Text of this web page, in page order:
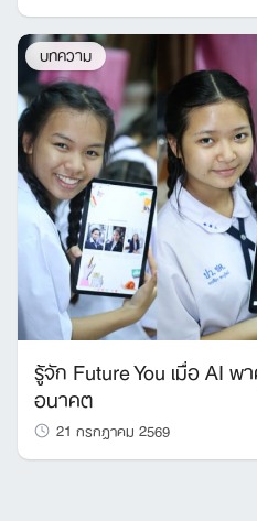
บทความ
รู้จัก Future You เมื่อ AI
อนาคต
21 กรกฎาคม 2569